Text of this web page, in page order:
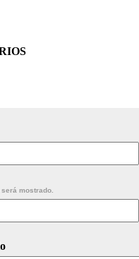
será mostrado.